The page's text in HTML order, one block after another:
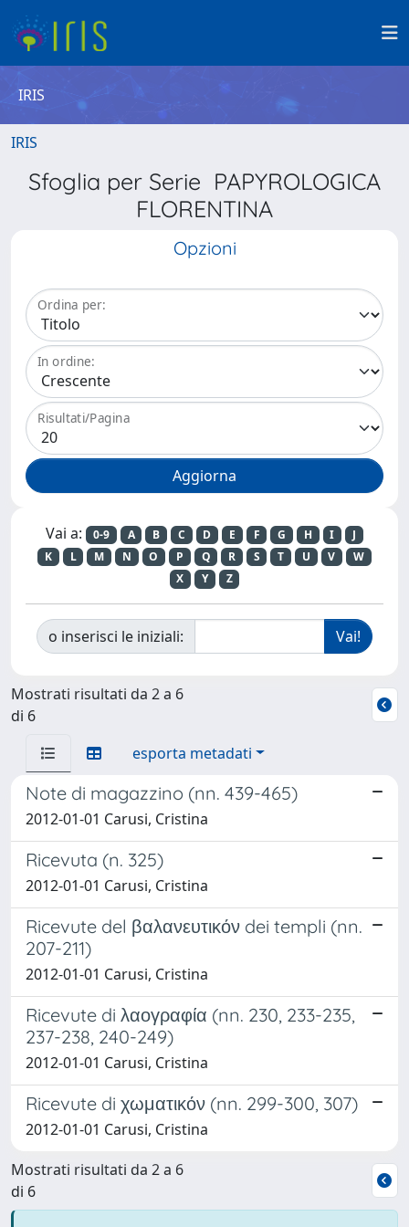
IRIS
IRIS
Sfoglia per Serie PAPYROLOGICA
FLORENTINA
Opzioni
Ordina per:
In ordine:
Risultati/Pagina
Vai a: 0-9 A B C D E F G H I
J
K
L M N O P Q R S T U V
W
X
Y Z
o inserisci le iniziali:
Mostrati risultati da 2 a 6
di 6
esporta metadati
Note di magazzino (nn. 439-465)
2012-01-01 Carusi, Cristina
Ricevuta (n. 325)
2012-01-01 Carusi, Cristina
Ricevute del βαλανευτικόν dei templi (nn.
207-211)
2012-01-01 Carusi, Cristina
Ricevute di λαογραφία (nn. 230, 233-235,
237-238, 240-249)
2012-01-01 Carusi, Cristina
Ricevute di χωματικόν (nn. 299-300, 307)
2012-01-01 Carusi, Cristina
Mostrati risultati da 2 a 6
di 6